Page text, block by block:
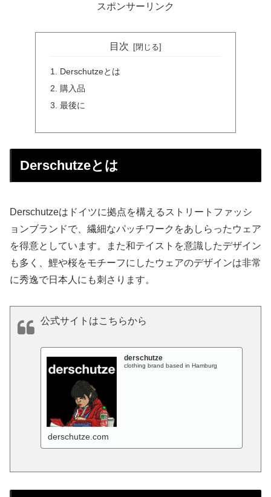
スポンサーリンク
目次
Derschutzeとは
購入品
最後に
Derschutzeとは
Derschutzeはドイツに拠点を構えるストリートファッシ
ョンブランドで、繊細なパッチワークをあしらったウェア
を得意としています。また和テイストを意識したデザイン
も多く、鯉や桜をモチーフにしたウェアのデザインは非常
に秀逸で日本人にも刺さります。
公式サイトはこちらから
derschutze
clothing brand based in Hamburg
derschutze.com